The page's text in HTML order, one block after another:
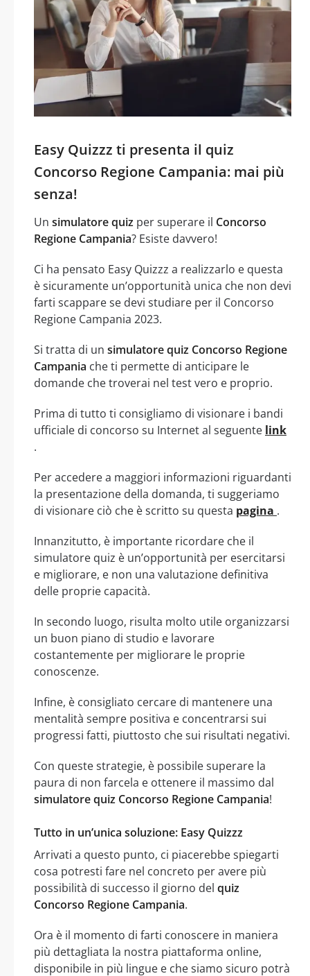
Easy Quizzz ti presenta il quiz
Concorso Regione Campania: mai più
senza!
Un simulatore quiz per superare il Concorso
Regione Campania? Esiste davvero!
Ci ha pensato Easy Quizzz a realizzarlo e questa
è sicuramente un’opportunità unica che non devi
farti scappare se devi studiare per il Concorso
Regione Campania 2023.
Si tratta di un simulatore quiz Concorso Regione
Campania che ti permette di anticipare le
domande che troverai nel test vero e proprio.
Prima di tutto ti consigliamo di visionare i bandi
ufficiale di concorso su Internet al seguente link
.
Per accedere a maggiori informazioni riguardanti
la presentazione della domanda, ti suggeriamo
di visionare ciò che è scritto su questa pagina .
Innanzitutto, è importante ricordare che il
simulatore quiz è un’opportunità per esercitarsi
e migliorare, e non una valutazione definitiva
delle proprie capacità.
In secondo luogo, risulta molto utile organizzarsi
un buon piano di studio e lavorare
costantemente per migliorare le proprie
conoscenze.
Infine, è consigliato cercare di mantenere una
mentalità sempre positiva e concentrarsi sui
progressi fatti, piuttosto che sui risultati negativi.
Con queste strategie, è possibile superare la
paura di non farcela e ottenere il massimo dal
simulatore quiz Concorso Regione Campania!
Tutto in un’unica soluzione: Easy Quizzz
Arrivati a questo punto, ci piacerebbe spiegarti
cosa potresti fare nel concreto per avere più
possibilità di successo il giorno del quiz
Concorso Regione Campania.
Ora è il momento di farti conoscere in maniera
più dettagliata la nostra piattaforma online,
disponibile in più lingue e che siamo sicuro potrà